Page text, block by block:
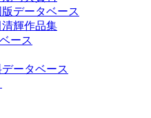
版データベース
輝作品集
ース
ータベース